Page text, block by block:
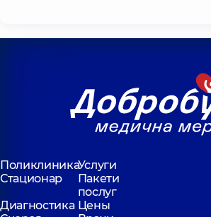
ПоликлиникаУслуги
Стационар
Пакети
послуг
Диагностика Цены